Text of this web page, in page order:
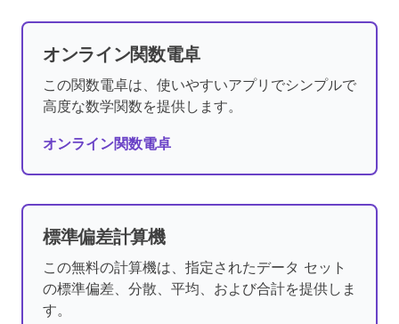
オンライン関数電卓
この関数電卓は、使いやすいアプリでシンプルで
高度な数学関数を提供します。
オンライン関数電卓
標準偏差計算機
この無料の計算機は、指定されたデータ セット
の標準偏差、分散、平均、および合計を提供しま
す。